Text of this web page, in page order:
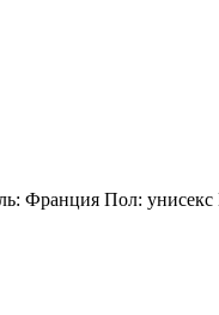
Франция Пол: унисекс